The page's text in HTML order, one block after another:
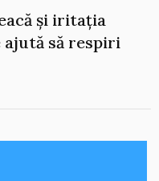
și iritația
ajută să respiri